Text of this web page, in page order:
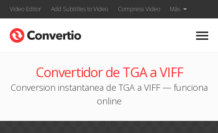
Video Editor Add Subtitles to Video Compress Video Más
Convertidor de TGA a VIFF
Conversion instantanea de TGA a VIFF — funciona
online